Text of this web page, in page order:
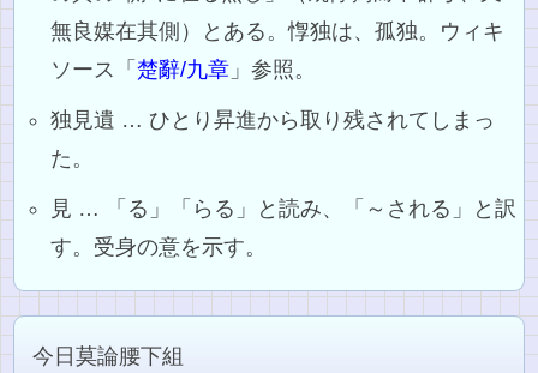
無良媒在其側）とある。惸独は、孤独。ウィキ
ソース「楚辭/九章 」参照。
独見遺 … ひとり昇進から取り残されてしまっ
た。
見 … 「る」「らる」と読み、「～される」と訳
す。受身の意を示す。
今日莫論腰下組